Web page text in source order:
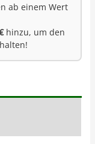
ab einem Wert
hinzu, um den